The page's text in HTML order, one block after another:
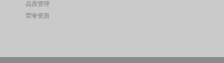
品质管理
荣誉资质